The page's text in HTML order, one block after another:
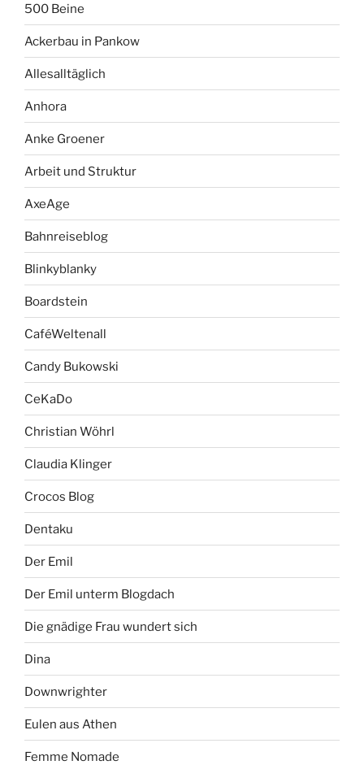
500 Beine
Ackerbau in Pankow
Allesalltäglich
Anhora
Anke Groener
Arbeit und Struktur
AxeAge
Bahnreiseblog
Blinkyblanky
Boardstein
CaféWeltenall
Candy Bukowski
CeKaDo
Christian Wöhrl
Claudia Klinger
Crocos Blog
Dentaku
Der Emil
Der Emil unterm Blogdach
Die gnädige Frau wundert sich
Dina
Downwrighter
Eulen aus Athen
Femme Nomade